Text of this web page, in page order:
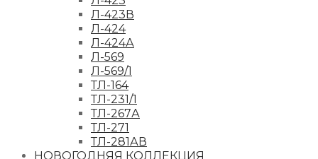
Л-423В
Л-424
Л-424А
Л-569
Л-569/1
ТЛ-164
ТЛ-231/1
ТЛ-267А
ТЛ-271
ТЛ-281АВ
НОВОГОДНЯЯ КОЛЛЕКЦИЯ